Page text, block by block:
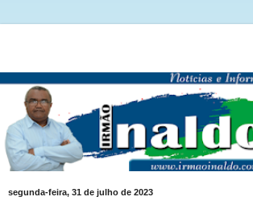
segunda-feira, 31 de julho de 2023